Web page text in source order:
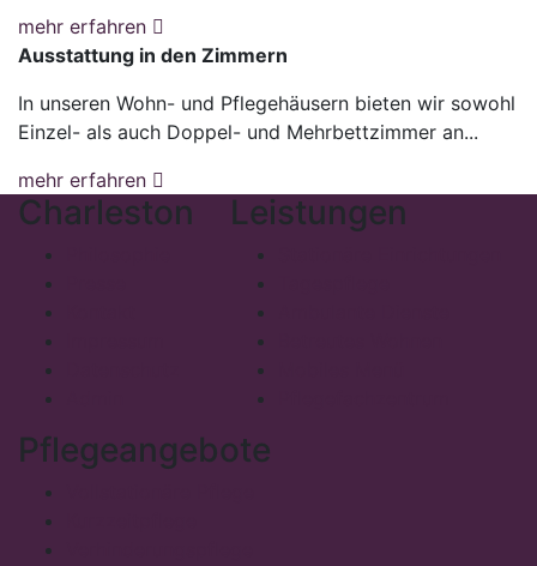
mehr erfahren
Ausstattung in den Zimmern
In unseren Wohn- und Pflegehäusern bieten wir sowohl
Einzel- als auch Doppel- und Mehrbettzimmer an...
mehr erfahren
Charleston Leistungen
Pflegeangebote